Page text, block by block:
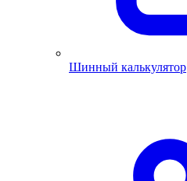
Шинный калькулятор